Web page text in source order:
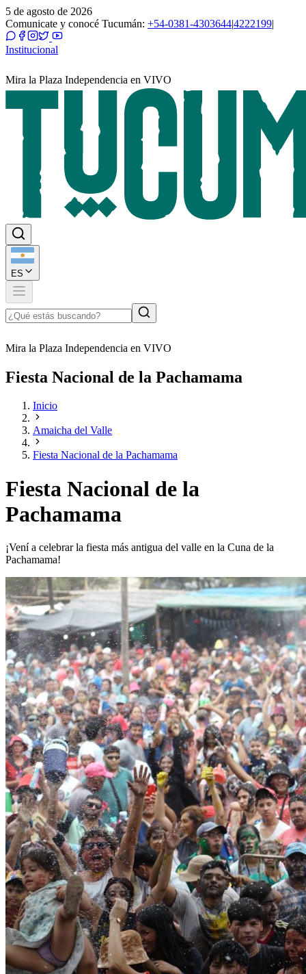
5 de agosto de 2026
Comunicate y conocé Tucumán: +54-0381-4303644|4222199|
Institucional
Mira la Plaza Independencia en VIVO
ES
Mira la Plaza Independencia en VIVO
Fiesta Nacional de la Pachamama
Inicio
Amaicha del Valle
Fiesta Nacional de la Pachamama
Fiesta Nacional de la
Pachamama
¡Vení a celebrar la fiesta más antigua del valle en la Cuna de la
Pachamama!